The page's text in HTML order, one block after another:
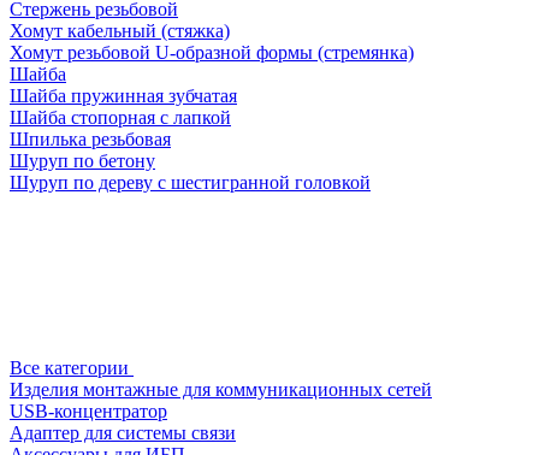
Стержень резьбовой
Хомут кабельный (стяжка)
Хомут резьбовой U-образной формы (стремянка)
Шайба
Шайба пружинная зубчатая
Шайба стопорная с лапкой
Шпилька резьбовая
Шуруп по бетону
Шуруп по дереву с шестигранной головкой
Все категории
Изделия монтажные для коммуникационных сетей
USB-концентратор
Адаптер для системы связи